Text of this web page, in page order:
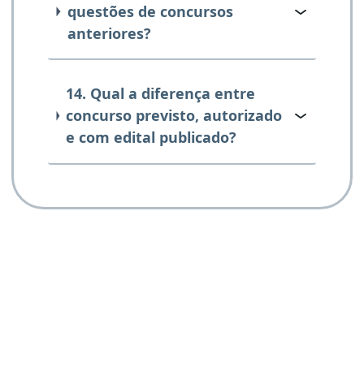
questões de concursos
anteriores?
14. Qual a diferença entre
concurso previsto, autorizado
e com edital publicado?